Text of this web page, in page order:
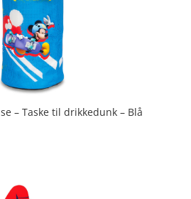
– Taske til drikkedunk – Blå